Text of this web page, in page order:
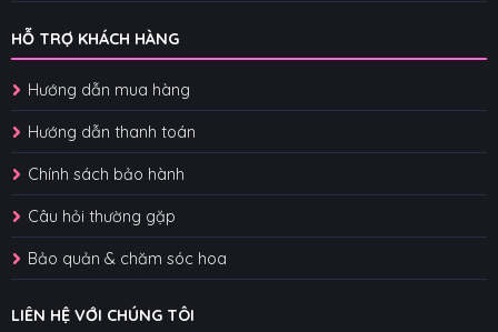
HỖ TRỢ KHÁCH HÀNG
Hướng dẫn mua hàng
Hướng dẫn thanh toán
Chính sách bảo hành
Câu hỏi thường gặp
Bảo quản & chăm sóc hoa
LIÊN HỆ VỚI CHÚNG TÔI